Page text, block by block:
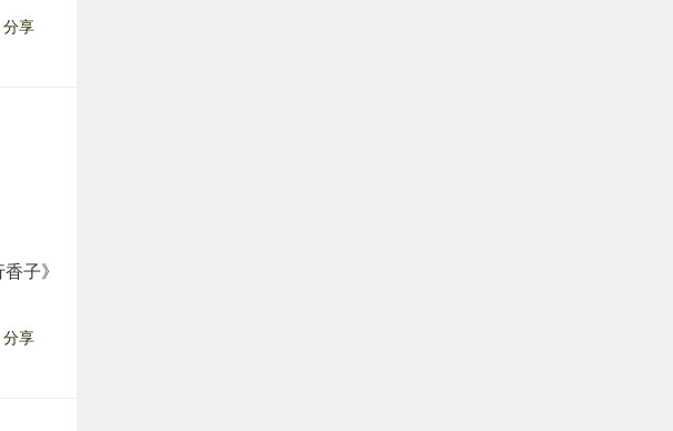
分享
香子》
分享